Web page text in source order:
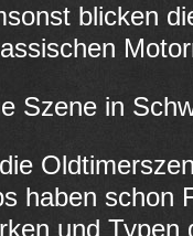
blicken
Szene in
haben schon
und